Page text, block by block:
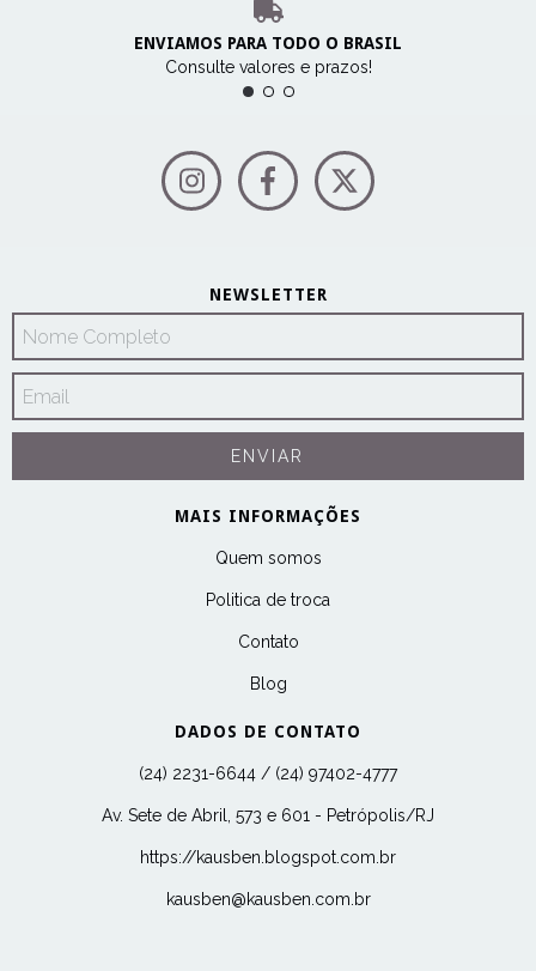
ENVIAMOS PARA TODO O BRASIL
Consulte valores e prazos!
NEWSLETTER
MAIS INFORMAÇÕES
Quem somos
Politica de troca
Contato
Blog
DADOS DE CONTATO
(24) 2231-6644 / (24) 97402-4777
Av. Sete de Abril, 573 e 601 - Petrópolis/RJ
https://kausben.blogspot.com.br
kausben@kausben.com.br